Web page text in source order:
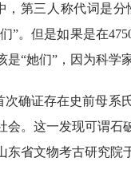
，第三人称代词是
”。但是如果是在
是“她们”，因为科学
次确证存在史前母系
会。这一发现可谓石
东省文物考古研究院